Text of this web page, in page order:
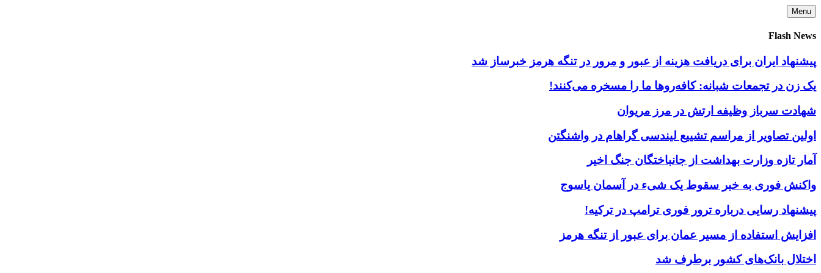
Skip
to
content
Menu
Flash News
پیشنهاد ایران برای دریافت هزینه از عبور و مرور در تنگه هرمز خبرساز شد
یک زن در تجمعات شبانه: کافه‌روها ما را مسخره می‌کنند!
شهادت سرباز وظیفه ارتش در مرز مریوان
اولین تصاویر از مراسم تشییع لیندسی گراهام در واشنگتن
آمار تازه وزارت بهداشت از جانباختگان جنگ اخیر
واکنش فوری به خبر سقوط یک شیء در آسمان یاسوج
پیشنهاد رسایی درباره ترور فوری ترامپ در ترکیه!
افزایش استفاده از مسیر عمان برای عبور از تنگه هرمز
اختلال بانک‌های کشور برطرف شد